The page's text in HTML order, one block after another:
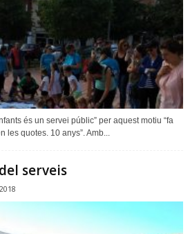
és un servei públic” per aquest motiu “fa
les quotes. 10 anys”. Amb...
serveis